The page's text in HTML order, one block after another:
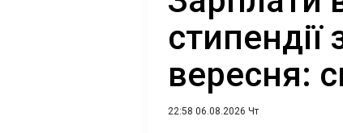
стипендії
вересня:
22:58 06.08.2026 Чт